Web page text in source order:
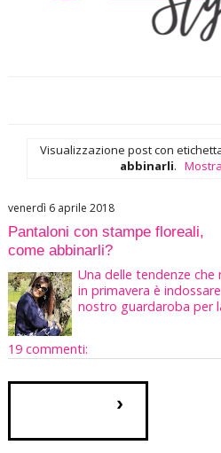
Visualizzazione post con
abbinarli.
venerdì 6 aprile 2018
Pantaloni con stampe floreali,
come abbinarli?
Una delle tendenze
in primavera è
nostro guardaroba per
19 commenti:
›